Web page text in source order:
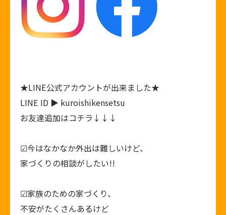
★LINE公式アカウントが出来ました★
LINE ID ▶ kuroishikensetsu
お友達追加はコチラ↓↓↓
︎︎︎︎︎︎☑︎今はなかなか外出は難しいけど、
家づくりの相談がしたい!!
︎︎︎︎︎︎☑︎家族のための家づくり、
不安がたくさんあるけど